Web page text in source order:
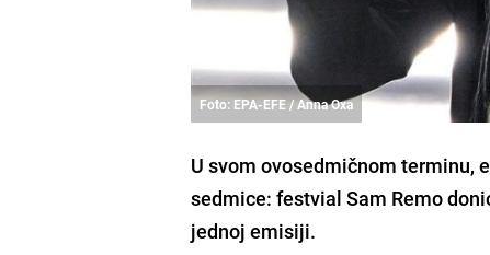
Foto: EPA-EFE / Anna Oxa
U svom ovosedmičnom terminu,
sedmice: festvial Sam Remo
jednoj emisiji.